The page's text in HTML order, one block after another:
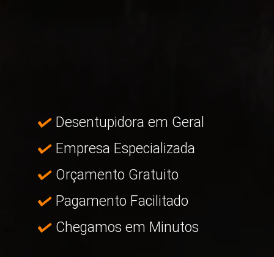
Desentupidora em Geral
Empresa Especializada
Orçamento Gratuito
Pagamento Facilitado
Chegamos em Minutos